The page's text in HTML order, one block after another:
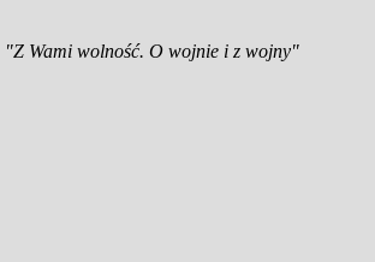
"Z Wami wolność. O wojnie i z wojny"